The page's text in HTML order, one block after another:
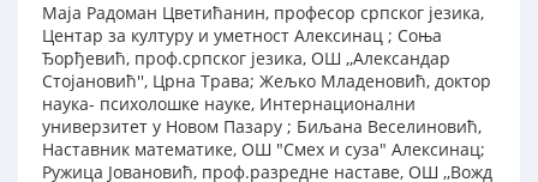
Маја Радоман Цветићанин, професор српског језика,
Центар за културу и уметност Алексинац ; Соња
Ђорђевић, проф.српског језика, ОШ ,,Александар
Стојановић'', Црна Трава; Жељко Младеновић, доктор
наука- психолошке науке, Интернационални
универзитет у Новом Пазару ; Биљана Веселиновић,
Наставник математике, ОШ "Смех и суза" Алексинац;
Ружица Јовановић, проф.разредне наставе, ОШ ,,Вожд